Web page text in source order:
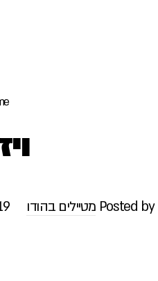
Posted by מטיילים בהודו